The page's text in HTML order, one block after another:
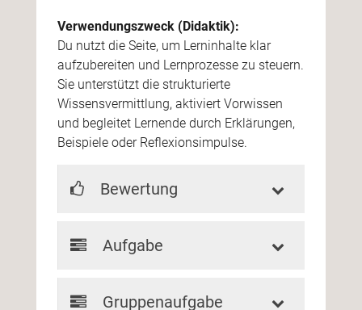
Verwendungszweck (Didaktik):
Du nutzt die Seite, um Lerninhalte klar
aufzubereiten und Lernprozesse zu steuern.
Sie unterstützt die strukturierte
Wissensvermittlung, aktiviert Vorwissen
und begleitet Lernende durch Erklärungen,
Beispiele oder Reflexionsimpulse.
Bewertung
Aufgabe
Gruppenaufgabe